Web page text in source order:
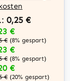
0,25 €
€
€ (8% gespart)
€
€ (8% gespart)
€
€ (20% gespart)